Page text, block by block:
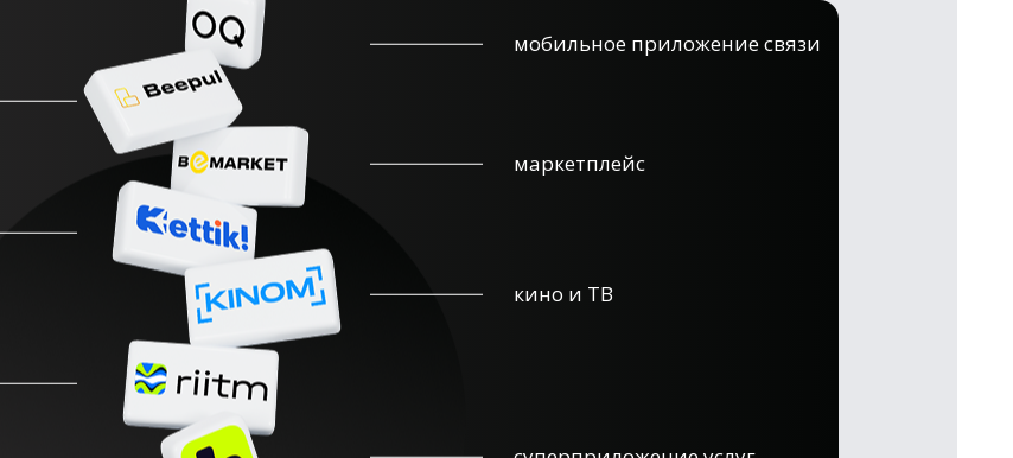
мобильное приложение связи
маркетплейс
кино и ТВ